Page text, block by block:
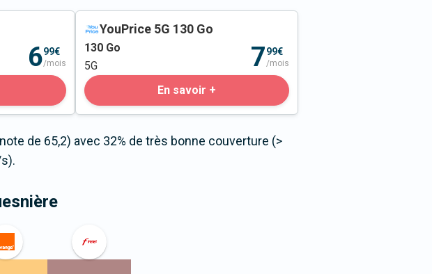
699€
/mois
YouPrice 5G 130 Go
130 Go
5G
799€
/mois
En savoir +
de 65,2) avec 32% de très bonne couverture (>